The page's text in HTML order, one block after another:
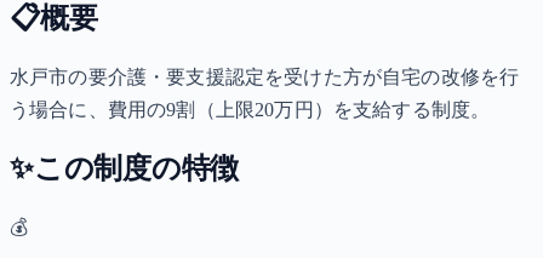
📋概要
水戸市の要介護・要支援認定を受けた方が自宅の改修を行
う場合に、費用の9割（上限20万円）を支給する制度。
✨この制度の特徴
💰